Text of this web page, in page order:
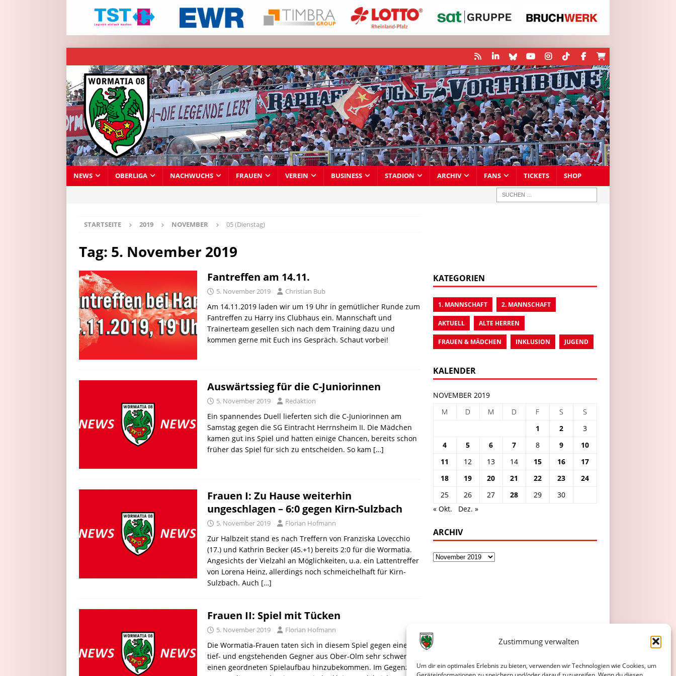
Zustimmung verwalten
Um dir ein optimales Erlebnis zu bieten, verwenden wir Technologien wie Cookies, um
NEWS OBERLIGA NACHWUCHS FRAUEN VEREIN BUSINESS STADION ARCHIV FANS TICKETS SHOP
STARTSEITE 2019 NOVEMBER 05 (Dienstag)
Tag: 5. November 2019
Fantreffen am 14.11.
5. November 2019 Christian Bub
Am 14.11.2019 laden wir um 19 Uhr in gemütlicher Runde zum
Fantreffen zu Harry ins Clubhaus ein. Mannschaft und
Trainerteam gesellen sich nach dem Training dazu und
kommen gerne mit Euch ins Gespräch. Schaut vorbei!
Auswärtssieg für die C-Juniorinnen
5. November 2019 Redaktion
Ein spannendes Duell lieferten sich die C-Juniorinnen am
Samstag gegen die SG Eintracht Herrnsheim II. Die Mädchen
kamen gut ins Spiel und hatten einige Chancen, bereits schon
früher das Spiel für sich zu entscheiden. So kam […]
Frauen I: Zu Hause weiterhin
ungeschlagen – 6:0 gegen Kirn-Sulzbach
5. November 2019 Florian Hofmann
Zur Halbzeit stand es nach Treffern von Franziska Lovecchio
(17.) und Kathrin Becker (45.+1) bereits 2:0 für die Wormatia.
Angesichts der Vielzahl an Möglichkeiten, u.a. ein Lattentreffer
von Lorena Heinz, allerdings noch schmeichelhaft für Kirn-
Sulzbach. Auch […]
Frauen II: Spiel mit Tücken
5. November 2019 Florian Hofmann
Die Wormatia-Frauen taten sich in diesem Spiel gegen einen
tief- und engstehenden Gegner aus Ober-Olm sehr schwer,
einen geordneten Spielaufbau hinzubekommen. Im Gegenzug
KATEGORIEN
1. MANNSCHAFT 2. MANNSCHAFT
AKTUELL ALTE HERREN
FRAUEN & MÄDCHEN INKLUSION JUGEND
KALENDER
NOVEMBER 2019
M
D M D F S
S
1
2
3
4
5 6 7 8 9
10
11
12 13 14 15 16
17
18
19 20 21 22 23
24
25
26 27 28 29
30
« Okt.
Dez. »
ARCHIV